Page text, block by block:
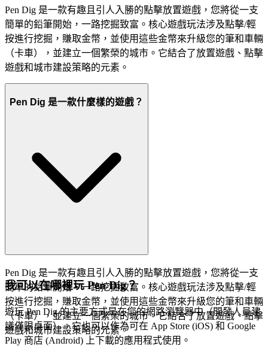
Pen Dig 是一款有趣且引人入勝的點擊放置遊戲，您將從一支
簡單的鉛筆開始，一路挖掘致富。核心遊戲玩法涉及點擊/輕
按進行挖掘，賺取金幣，並使用這些金幣來升級您的筆和車輛
（卡車），並建立一個繁榮的城市。它結合了放置遊戲、點擊
遊戲和城市建設策略的元素。
Pen Dig 是一款什麼樣的遊戲？
Pen Dig 是一款有趣且引人入勝的點擊放置遊戲，您將從一支
簡單的鉛筆開始，一路挖掘致富。核心遊戲玩法涉及點擊/輕
按進行挖掘，賺取金幣，並使用這些金幣來升級您的筆和車輛
（卡車），並建立一個繁榮的城市。它結合了放置遊戲、點擊
遊戲和城市建設策略的元素。
我可以在哪裡玩 Pen Dig？
遊玩 Pen Dig 的主要方式是在您的網路瀏覽器中（開發人員建
議僅限桌面）。它也可以作為可在 App Store (iOS) 和 Google
Play 商店 (Android) 上下載的應用程式使用。